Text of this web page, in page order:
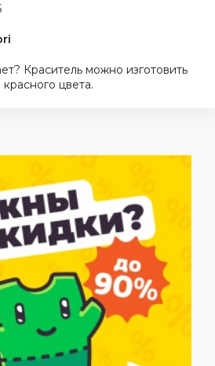
Краситель можно изготовить
цвета.